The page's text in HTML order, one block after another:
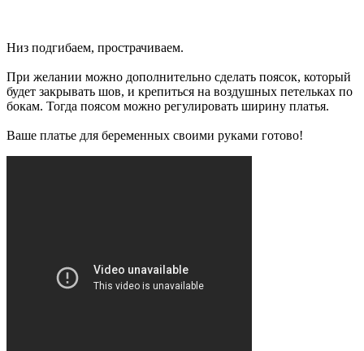
Низ подгибаем, прострачиваем.
При желании можно дополнительно сделать поясок, который
будет закрывать шов, и крепиться на воздушных петельках по
бокам. Тогда поясом можно регулировать ширину платья.
Ваше платье для беременных своими руками готово!